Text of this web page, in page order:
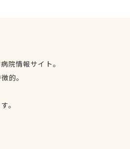
院情報サイト。
的。
。